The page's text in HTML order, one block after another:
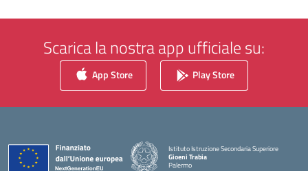
Scarica la nostra app ufficiale su:
App Store Play Store
Istituto Istruzione Secondaria Superiore
Gioeni Trabia
Palermo